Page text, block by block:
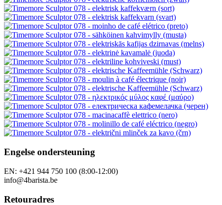
Engelse ondersteuning
EN: +421 944 750 100 (8:00-12:00)
info@4barista.be
Retouradres